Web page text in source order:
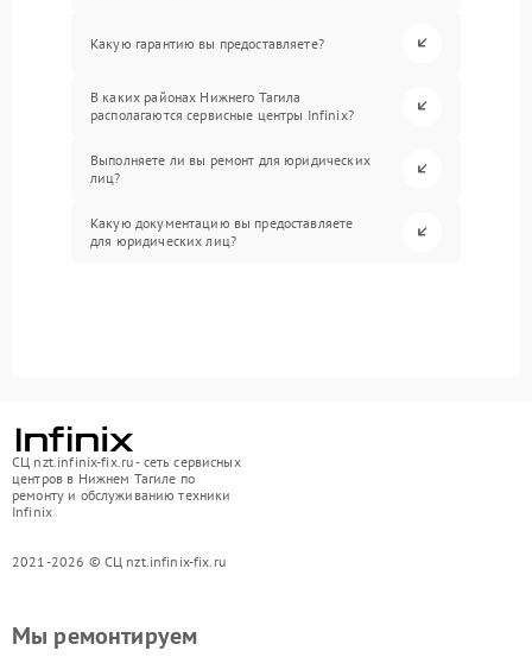
Какую гарантию вы предоставляете?
В каких районах Нижнего Тагила
располагаются сервисные центры Infinix?
Выполняете ли вы ремонт для юридических
лиц?
Какую документацию вы предоставляете
для юридических лиц?
СЦ nzt.infinix-fix.ru - сеть сервисных
центров в Нижнем Тагиле по
ремонту и обслуживанию техники
Infinix
2021-2026 © СЦ nzt.infinix-fix.ru
Мы ремонтируем